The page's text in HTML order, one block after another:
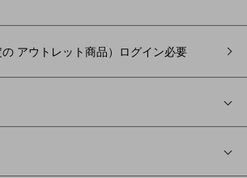
アウトレット商品）ログイン必要